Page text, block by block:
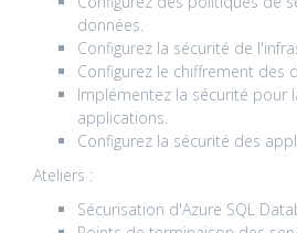
données.
Configurez la sécurité de
Configurez le chiffrement des
Implémentez la sécurité pour
applications.
Configurez la sécurité des
Ateliers :
Sécurisation d'Azure SQL